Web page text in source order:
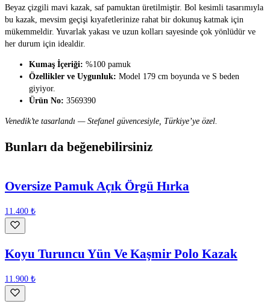
Beyaz çizgili mavi kazak, saf pamuktan üretilmiştir. Bol kesimli tasarımıyla
bu kazak, mevsim geçişi kıyafetlerinize rahat bir dokunuş katmak için
mükemmeldir. Yuvarlak yakası ve uzun kolları sayesinde çok yönlüdür ve
her durum için idealdir.
Kumaş İçeriği: %100 pamuk
Özellikler ve Uygunluk: Model 179 cm boyunda ve S beden
giyiyor.
Ürün No: 3569390
Venedik’te tasarlandı — Stefanel güvencesiyle, Türkiye’ye özel.
Bunları da beğenebilirsiniz
Oversize Pamuk Açık Örgü Hırka
11.400 ₺
Koyu Turuncu Yün Ve Kaşmir Polo Kazak
11.900 ₺